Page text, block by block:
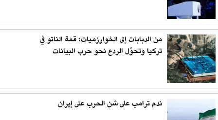
من الدبابات إلى الخوارزميات: قمة الناتو في
تركيا وتحوّل الردع نحو حرب البيانات
ندم ترامب على شن الحرب على إيران